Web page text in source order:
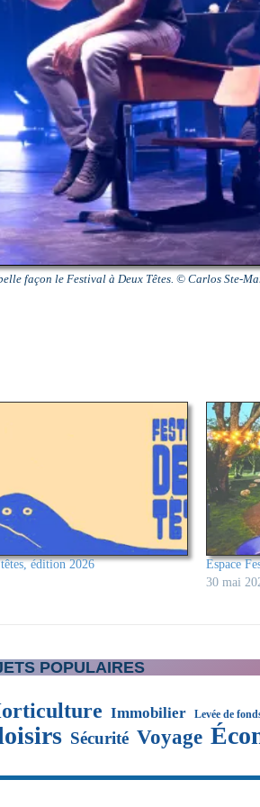
façon le Festival à Deux Têtes. © Carlos Ste-
édition 2026
Espace
30 mai
POPULAIRES
Immobilier Levée de
Sécurité Voyage